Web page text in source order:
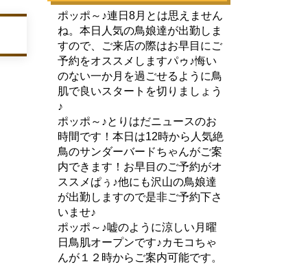
ポッポ～♪連日8月とは思えません
ね。本日人気の鳥娘達が出勤しま
すので、ご来店の際はお早目にご
予約をオススメしますパゥ♪悔い
のない一か月を過ごせるように鳥
肌で良いスタートを切りましょう
♪
ポッポ～♪とりはだニュースのお
時間です！本日は12時から人気絶
鳥のサンダーバードちゃんがご案
内できます！お早目のご予約がオ
ススメぱぅ♪他にも沢山の鳥娘達
が出勤しますので是非ご予約下さ
いませ♪
ポッポ～♪嘘のように涼しい月曜
日鳥肌オープンです♪カモコちゃ
んが１２時からご案内可能です。